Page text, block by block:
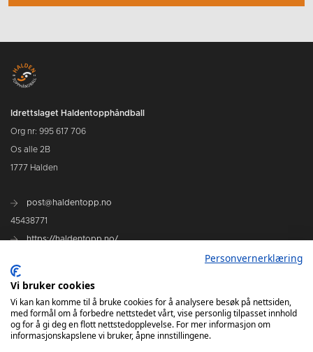
Idrettslaget Haldentopphåndball
Org nr: 995 617 706
Os alle 2B
1777 Halden
post@haldentopp.no
45438771
https://haldentopp.no/
Se Hans Petter Willes bildearkiv
Personvernerklæring
Vi bruker cookies
Vi kan kan komme til å bruke cookies for å analysere besøk på nettsiden,
med formål om å forbedre nettstedet vårt, vise personlig tilpasset innhold
og for å gi deg en flott nettstedopplevelse. For mer informasjon om
informasjonskapslene vi bruker, åpne innstillingene.